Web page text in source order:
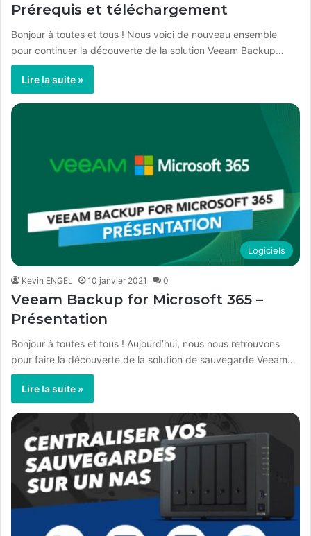
Prérequis et téléchargement
Bonjour à toutes et tous ! Nous voici de nouveau ensemble
pour continuer la découverte de la solution Veeam Backup…
Lire la suite »
Logiciels
Kevin ENGEL 10 janvier 2021 0
Veeam Backup for Microsoft 365 –
Présentation
Bonjour à toutes et tous ! Aujourd’hui, nous nous retrouvons
pour faire la découverte de la solution de sauvegarde Veeam…
Lire la suite »